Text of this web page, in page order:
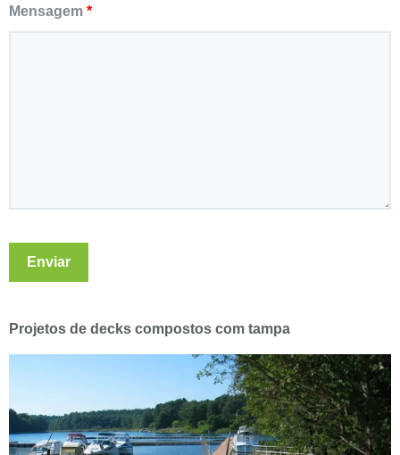
Mensagem *
Projetos de decks compostos com tampa